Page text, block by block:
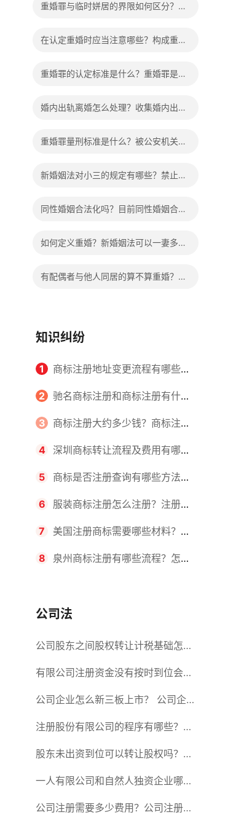
重婚罪与临时姘居的界限如何区分？重
在认定重婚时应当注意哪些？构成重婚
重婚罪的认定标准是什么？重婚罪是自
婚内出轨离婚怎么处理？收集婚内出轨
重婚罪量刑标准是什么？被公安机关逮
新婚姻法对小三的规定有哪些？禁止重
同性婚姻合法化吗？目前同性婚姻合法
如何定义重婚？新婚姻法可以一妻多夫
有配偶者与他人同居的算不算重婚？哪
知识纠纷
1 商标注册地址变更流程有哪些？
怎么提交申请书件？
2 驰名商标注册和商标注册有什么
区别？
3 商标注册大约多少钱？商标注册
查询的方式有哪些？
4 深圳商标转让流程及费用有哪些
要求？商标转让所需时间是多久？
5 商标是否注册查询有哪些方法？
有哪些步骤？
6 服装商标注册怎么注册？注册商
标流程有哪些？
7 美国注册商标需要哪些材料？美
国商标办理流程有哪些？
8 泉州商标注册有哪些流程？怎么
公司法
公司股东之间股权转让计税基础怎么
确认？公司股东之间的股权转让要符
合什么要件？
有限公司注册资金没有按时到位会怎
么样？股份有限公司设立的注册条件
公司企业怎么新三板上市？ 公司企
业新三板上市的流程
注册股份有限公司的程序有哪些？注
册股份有限公司需要提交哪些材料？
股东未出资到位可以转让股权吗？股
东未出资到位能否分红？
一人有限公司和自然人独资企业哪个
好？一人公司设立条件有哪些？
公司注册需要多少费用？公司注册需